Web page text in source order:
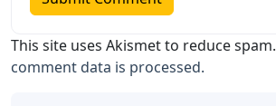
This site uses Akismet to reduce spam.
comment data is processed.